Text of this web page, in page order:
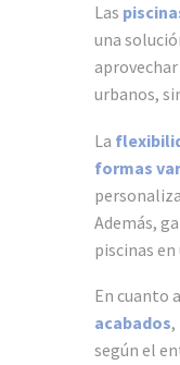
Las
una
urbanos,
La
formas
Además,
piscinas
En cuanto
acabados,
según el